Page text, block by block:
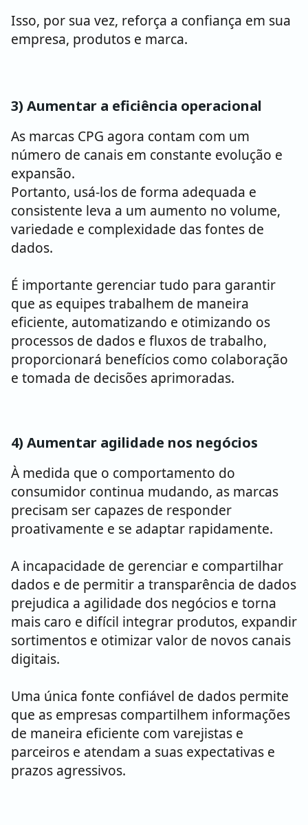
Isso, por sua vez, reforça a confiança em sua
empresa, produtos e marca.
3) Aumentar a eficiência operacional
As marcas CPG agora contam com um
número de canais em constante evolução e
expansão.
Portanto, usá-los de forma adequada e
consistente leva a um aumento no volume,
variedade e complexidade das fontes de
dados.
É importante gerenciar tudo para garantir
que as equipes trabalhem de maneira
eficiente, automatizando e otimizando os
processos de dados e fluxos de trabalho,
proporcionará benefícios como colaboração
e tomada de decisões aprimoradas.
4) Aumentar agilidade nos negócios
À medida que o comportamento do
consumidor continua mudando, as marcas
precisam ser capazes de responder
proativamente e se adaptar rapidamente.
A incapacidade de gerenciar e compartilhar
dados e de permitir a transparência de dados
prejudica a agilidade dos negócios e torna
mais caro e difícil integrar produtos, expandir
sortimentos e otimizar valor de novos canais
digitais.
Uma única fonte confiável de dados permite
que as empresas compartilhem informações
de maneira eficiente com varejistas e
parceiros e atendam a suas expectativas e
prazos agressivos.